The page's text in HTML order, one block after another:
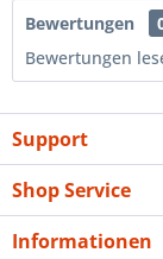
Bewertungen
Bewertungen
Support
Shop Service
Informationen